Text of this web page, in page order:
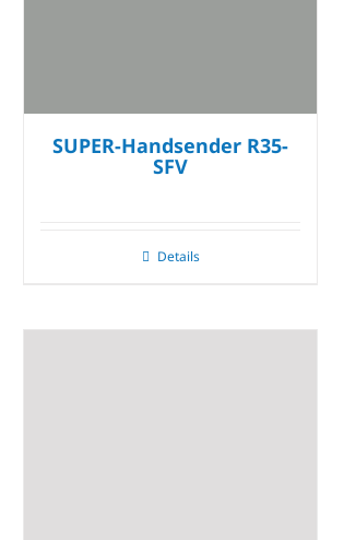
SUPER-Handsender R35-
SFV
Details